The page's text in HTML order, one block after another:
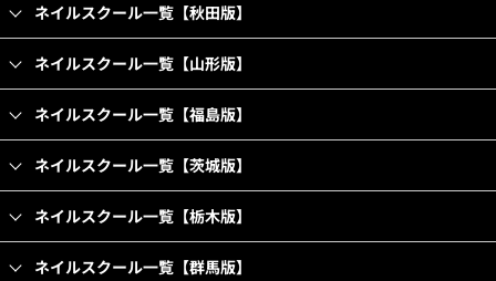
ネイルスクール一覧【秋田版】
ネイルスクール一覧【山形版】
ネイルスクール一覧【福島版】
ネイルスクール一覧【茨城版】
ネイルスクール一覧【栃木版】
ネイルスクール一覧【群馬版】